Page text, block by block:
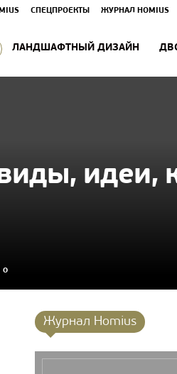
СПЕЦПРОЕКТЫ ЖУРНАЛ HOMIUS
ЛАНДШАФТНЫЙ ДИЗАЙН
идеи,
0
Журнал Homius